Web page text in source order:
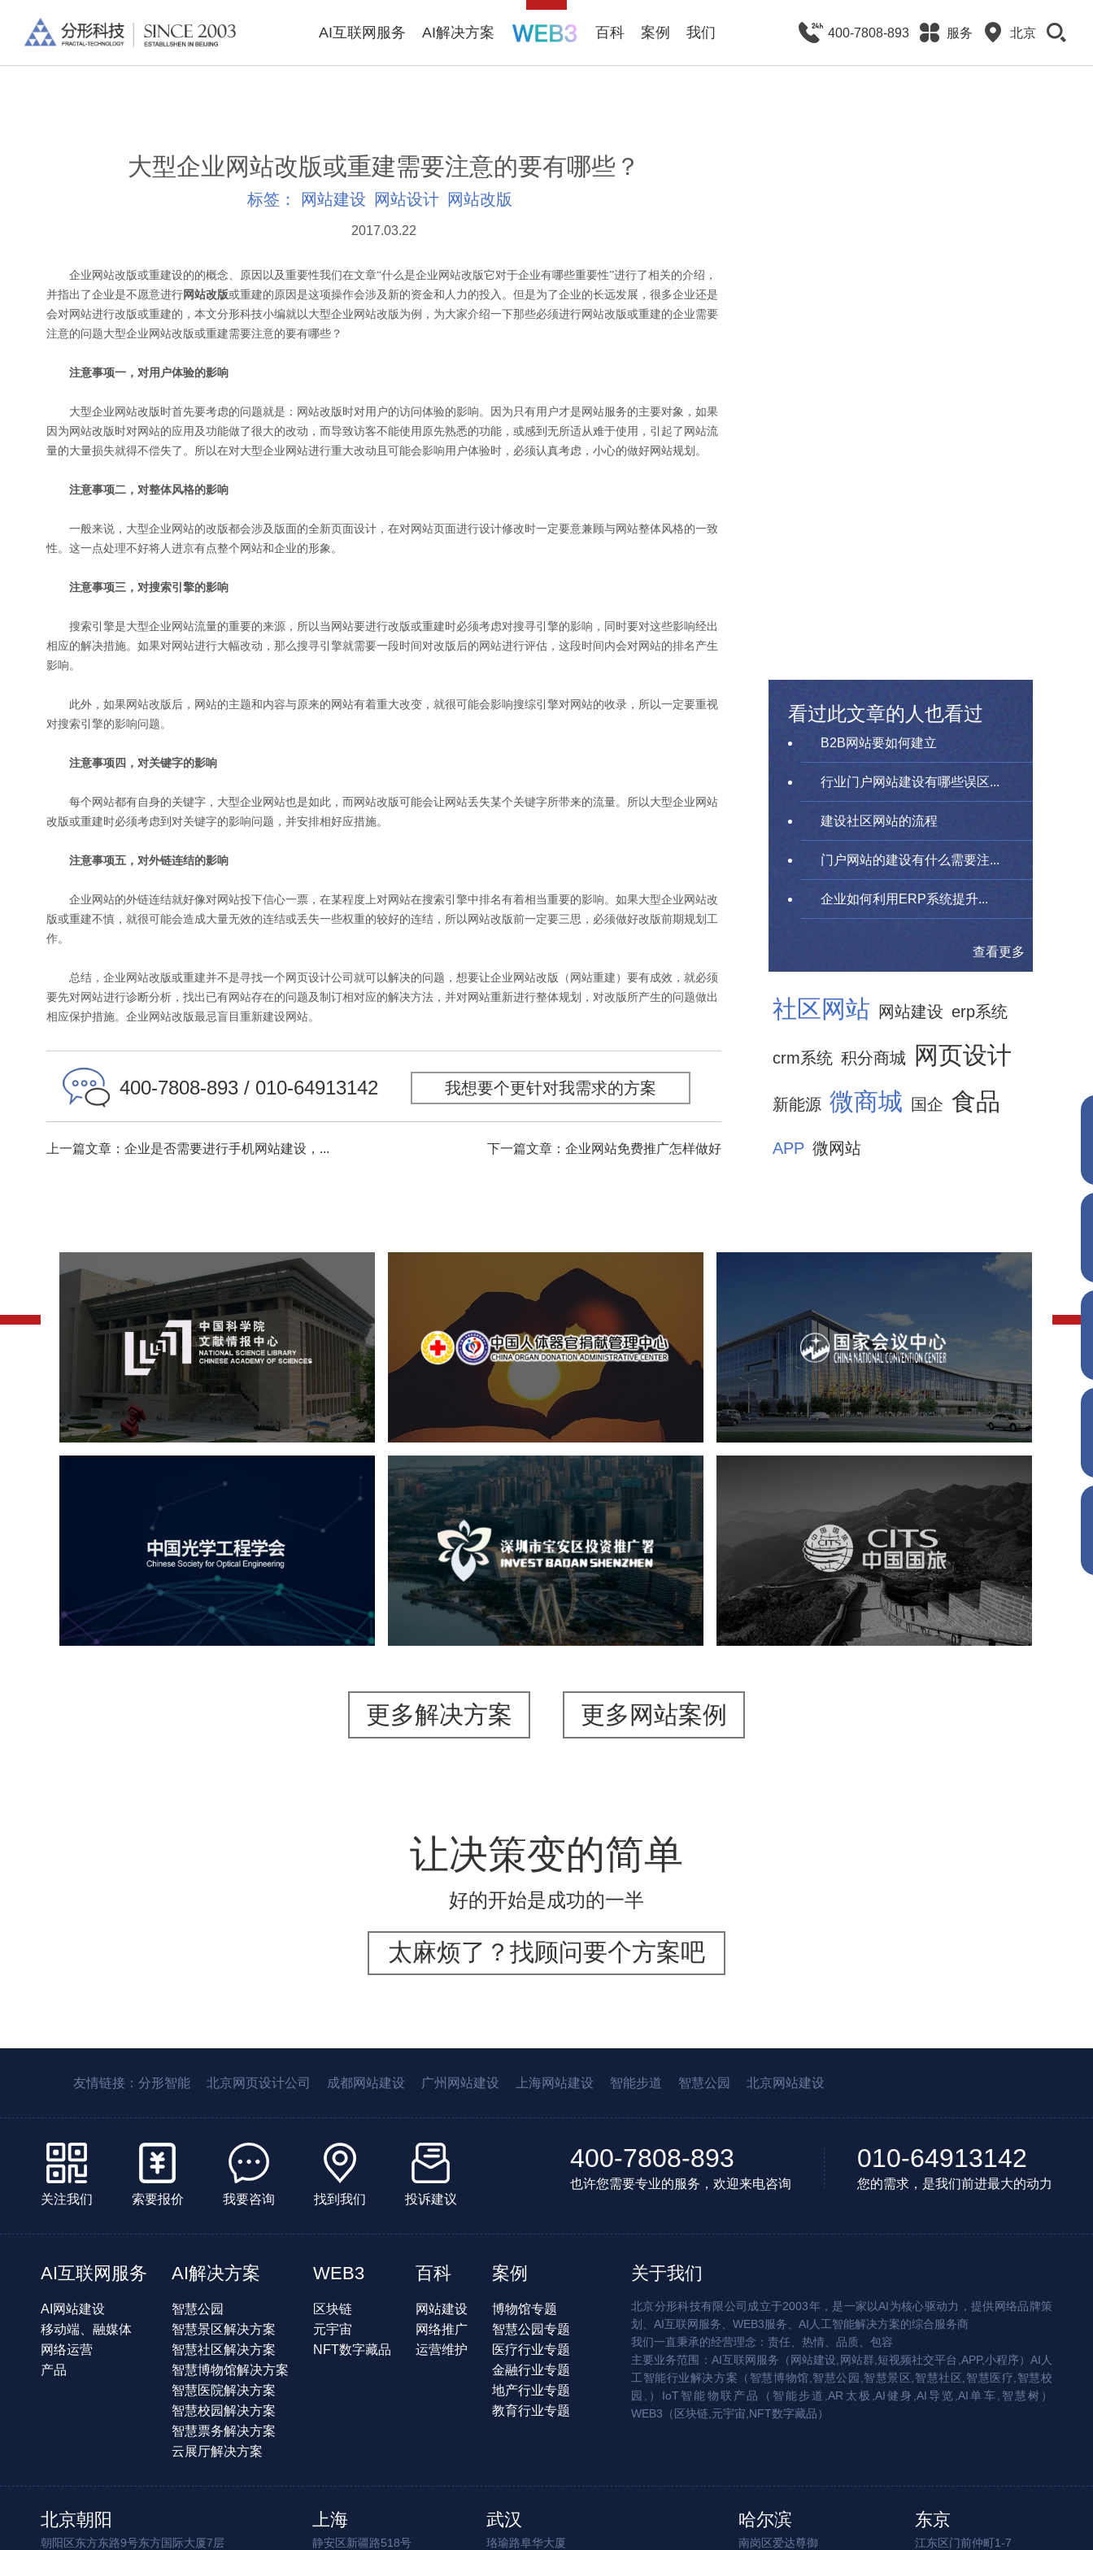
AI互联网服务 AI解决方案 百科 案例 我们 400-7808-893 服务 北京
大型企业网站改版或重建需要注意的要有哪些？
标签： 网站建设 网站设计 网站改版
2017.03.22
企业网站改版或重建设的的概念、原因以及重要性我们在文章“什么是企业网站改版它对于企业有哪些重要性”进行了相关的介绍，
并指出了企业是不愿意进行网站改版或重建的原因是这项操作会涉及新的资金和人力的投入。但是为了企业的长远发展，很多企业还是
会对网站进行改版或重建的，本文分形科技小编就以大型企业网站改版为例，为大家介绍一下那些必须进行网站改版或重建的企业需要
注意的问题大型企业网站改版或重建需要注意的要有哪些？
注意事项一，对用户体验的影响
大型企业网站改版时首先要考虑的问题就是：网站改版时对用户的访问体验的影响。因为只有用户才是网站服务的主要对象，如果
因为网站改版时对网站的应用及功能做了很大的改动，而导致访客不能使用原先熟悉的功能，或感到无所适从难于使用，引起了网站流
量的大量损失就得不偿失了。所以在对大型企业网站进行重大改动且可能会影响用户体验时，必须认真考虑，小心的做好网站规划。
注意事项二，对整体风格的影响
一般来说，大型企业网站的改版都会涉及版面的全新页面设计，在对网站页面进行设计修改时一定要意兼顾与网站整体风格的一致
性。这一点处理不好将人进京有点整个网站和企业的形象。
注意事项三，对搜索引擎的影响
搜索引擎是大型企业网站流量的重要的来源，所以当网站要进行改版或重建时必须考虑对搜寻引擎的影响，同时要对这些影响经出
相应的解决措施。如果对网站进行大幅改动，那么搜寻引擎就需要一段时间对改版后的网站进行评估，这段时间内会对网站的排名产生
影响。
此外，如果网站改版后，网站的主题和内容与原来的网站有着重大改变，就很可能会影响搜综引擎对网站的收录，所以一定要重视
对搜索引擎的影响问题。
注意事项四，对关键字的影响
每个网站都有自身的关键字，大型企业网站也是如此，而网站改版可能会让网站丢失某个关键字所带来的流量。所以大型企业网站
改版或重建时必须考虑到对关键字的影响问题，并安排相好应措施。
注意事项五，对外链连结的影响
企业网站的外链连结就好像对网站投下信心一票，在某程度上对网站在搜索引擎中排名有着相当重要的影响。如果大型企业网站改
版或重建不慎，就很可能会造成大量无效的连结或丢失一些权重的较好的连结，所以网站改版前一定要三思，必须做好改版前期规划工
作。
总结，企业网站改版或重建并不是寻找一个网页设计公司就可以解决的问题，想要让企业网站改版（网站重建）要有成效，就必须
要先对网站进行诊断分析，找出已有网站存在的问题及制订相对应的解决方法，并对网站重新进行整体规划，对改版所产生的问题做出
相应保护措施。企业网站改版最忌盲目重新建设网站。
400-7808-893 / 010-64913142 我想要个更针对我需求的方案
上一篇文章：企业是否需要进行手机网站建设，... 下一篇文章：企业网站免费推广怎样做好
看过此文章的人也看过
B2B网站要如何建立
行业门户网站建设有哪些误区...
建设社区网站的流程
门户网站的建设有什么需要注...
企业如何利用ERP系统提升...
查看更多
社区网站 网站建设 erp系统
crm系统 积分商城 网页设计
新能源 微商城 国企 食品
APP 微网站
中国科学院文献情报中心
机构组织 网站建设
虚拟展厅
博物馆展厅设计
数字博物馆建设
展厅空间设计
北京展厅设计
产品展厅设计
企业展厅设计
公司展厅设计
中国人体器官捐献管理中心
国企 品牌官网
网站设计
国家会议中心
服务行业 专业服务 网站建设 网站设计
中国光学工程学会
机构组织 国企 品牌官网
网站建设
网站设计
深圳市宝安区投资推广署
机构组织 国企 品牌官网
网站建设
网站设计
中国国旅
旅游休闲 电商网站 网站建设
更多解决方案 更多网站案例
让决策变的简单
好的开始是成功的一半
太麻烦了？找顾问要个方案吧
友情链接： 分形智能 北京网页设计公司 成都网站建设 广州网站建设 上海网站建设 智能步道 智慧公园 北京网站建设
关注我们 索要报价 我要咨询 找到我们 投诉建议
400-7808-893
也许您需要专业的服务，欢迎来电咨询
010-64913142
您的需求，是我们前进最大的动力
AI互联网服务
AI网站建设
移动端、融媒体
网络运营
产品
AI解决方案
智慧公园
智慧景区解决方案
智慧社区解决方案
智慧博物馆解决方案
智慧医院解决方案
智慧校园解决方案
智慧票务解决方案
云展厅解决方案
WEB3
区块链
元宇宙
NFT数字藏品
百科
网站建设
网络推广
运营维护
案例
博物馆专题
智慧公园专题
医疗行业专题
金融行业专题
地产行业专题
教育行业专题
关于我们
北京分形科技有限公司成立于2003年，是一家以AI为核心驱动力，提供网络品牌策
划、AI互联网服务、WEB3服务、AI人工智能解决方案的综合服务商
我们一直秉承的经营理念：责任、热情、品质、包容
主要业务范围：AI互联网服务（网站建设,网站群,短视频社交平台,APP,小程序）AI人
工智能行业解决方案（智慧博物馆,智慧公园,智慧景区,智慧社区,智慧医疗,智慧校
园,）IoT智能物联产品（智能步道,AR太极,AI健身,AI导览,AI单车,智慧树）
WEB3（区块链,元宇宙,NFT数字藏品）
北京朝阳
朝阳区东方东路9号东方国际大厦7层
上海
静安区新疆路518号
武汉
珞瑜路阜华大厦
哈尔滨
南岗区爱达尊御
东京
江东区门前仲町1-7